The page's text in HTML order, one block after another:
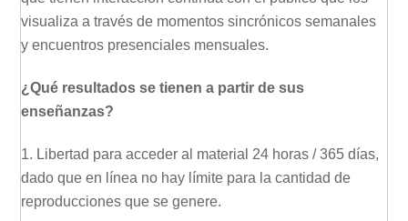
visualiza a través de momentos sincrónicos semanales
y encuentros presenciales mensuales.
¿Qué resultados se tienen a partir de sus
enseñanzas?
1. Libertad para acceder al material 24 horas / 365 días,
dado que en línea no hay límite para la cantidad de
reproducciones que se genere.